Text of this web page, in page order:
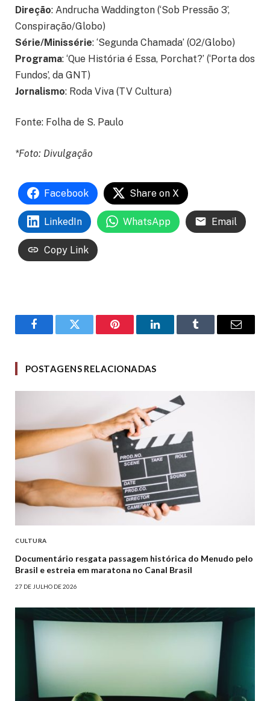
Direção: Andrucha Waddington (‘Sob Pressão 3’,
Conspiração/Globo)
Série/Minissérie: ‘Segunda Chamada’ (O2/Globo)
Programa: ‘Que História é Essa, Porchat?’ (‘Porta dos
Fundos’, da GNT)
Jornalismo: Roda Viva (TV Cultura)
Fonte: Folha de S. Paulo
*Foto: Divulgação
Facebook Share on X
LinkedIn WhatsApp Email
Copy Link
FacebookTwitter Pinterest LinkedInTumblr Email
POSTAGENS RELACIONADAS
CULTURA
Documentário resgata passagem histórica do Menudo pelo
Brasil e estreia em maratona no Canal Brasil
27 DE JULHO DE 2026